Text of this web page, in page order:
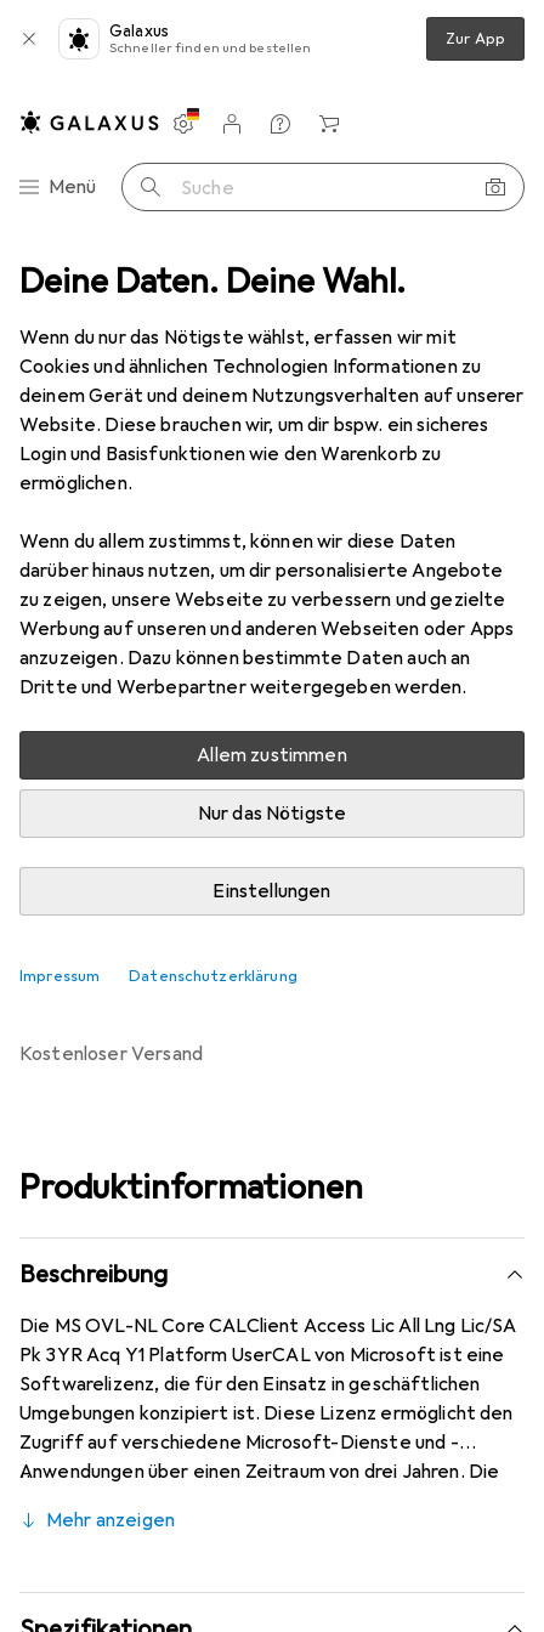
Deine Daten. Deine Wahl.
Wenn du nur das Nötigste wählst, erfassen wir mit
Cookies und ähnlichen Technologien Informationen zu
deinem Gerät und deinem Nutzungsverhalten auf unserer
Website. Diese brauchen wir, um dir bspw. ein sicheres
Login und Basisfunktionen wie den Warenkorb zu
ermöglichen.
Wenn du allem zustimmst, können wir diese Daten
darüber hinaus nutzen, um dir personalisierte Angebote
zu zeigen, unsere Webseite zu verbessern und gezielte
Werbung auf unseren und anderen Webseiten oder Apps
anzuzeigen. Dazu können bestimmte Daten auch an
Dritte und Werbepartner weitergegeben werden.
Allem zustimmen
Nur das Nötigste
Einstellungen
Impressum Datenschutzerklärung
Galaxus
Schneller finden und bestellen Zur App
Navigation nach Kategorien
Menü Suche
Einstellungen
Kundenkonto
Vergleichslisten
Merklisten
Warenkorb
Access Lic All Lng Lic/SA Pk 3YR Acq Y1 Platform UserCAL
Microsoft MS OVL-NL Core CALClient
Access Lic All Lng Lic/SA Pk 3YR Acq Y1
Platform UserCAL
1 User, 36 Monate
Preis in EUR inkl. MwSt.
EUR
629,–
Bewertungen
Mehr von Microsoft
Zwischen Mo, 10.8. und Di, 11.8. geliefert
Mehr als 10 Stück an Lager beim Lieferanten
In den Warenkorb
kostenloser Versand
Produktinformationen
Beschreibung
Die MS OVL-NL Core CALClient Access Lic All Lng Lic/SA
Pk 3YR Acq Y1 Platform UserCAL von Microsoft ist eine
Softwarelizenz, die für den Einsatz in geschäftlichen
Umgebungen konzipiert ist. Diese Lizenz ermöglicht den
Zugriff auf verschiedene Microsoft-Dienste und -
Anwendungen über einen Zeitraum von drei Jahren. Die
richtet sich an Unternehmen, die eine zuverlässige und
Lizenz ist für einen Benutzer ausgelegt und unterstützt
die Windows-Plattform, was eine nahtlose Integration in
Mehr anzeigen